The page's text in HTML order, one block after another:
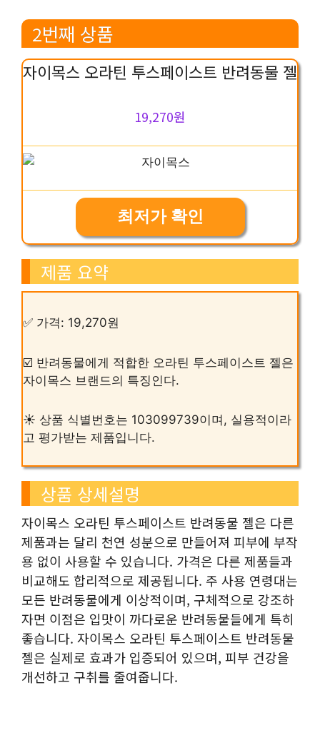
2번째 상품
자이목스 오라틴 투스페이스트 반려동물 젤
19,270원
최저가 확인
제품 요약
✅ 가격: 19,270원
☑️ 반려동물에게 적합한 오라틴 투스페이스트 젤은
자이목스 브랜드의 특징인다.
☀️ 상품 식별번호는 103099739이며, 실용적이라
고 평가받는 제품입니다.
상품 상세설명
자이목스 오라틴 투스페이스트 반려동물 젤은 다른
제품과는 달리 천연 성분으로 만들어져 피부에 부작
용 없이 사용할 수 있습니다. 가격은 다른 제품들과
비교해도 합리적으로 제공됩니다. 주 사용 연령대는
모든 반려동물에게 이상적이며, 구체적으로 강조하
자면 이점은 입맛이 까다로운 반려동물들에게 특히
좋습니다. 자이목스 오라틴 투스페이스트 반려동물
젤은 실제로 효과가 입증되어 있으며, 피부 건강을
개선하고 구취를 줄여줍니다.